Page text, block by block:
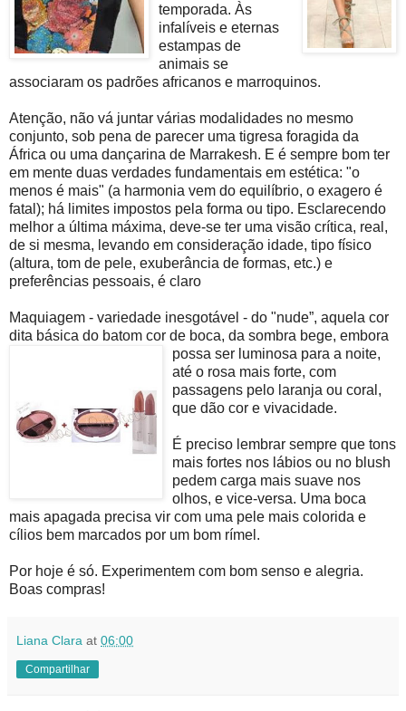
temporada. Às
infalíveis e eternas
estampas de
animais se
associaram os padrões africanos e marroquinos.
Atenção, não vá juntar várias modalidades no mesmo
conjunto, sob pena de parecer uma tigresa foragida da
África ou uma dançarina de Marrakesh. E é sempre bom ter
em mente duas verdades fundamentais em estética: "o
menos é mais" (a harmonia vem do equilíbrio, o exagero é
fatal); há limites impostos pela forma ou tipo. Esclarecendo
melhor a última máxima, deve-se ter uma visão crítica, real,
de si mesma, levando em consideração idade, tipo físico
(altura, tom de pele, exuberância de formas, etc.) e
preferências pessoais, é claro
Maquiagem - variedade inesgotável - do "nude”, aquela cor
dita básica do batom cor de boca, da sombra bege, embora
possa ser luminosa para a noite,
até o rosa mais forte, com
passagens pelo laranja ou coral,
que dão cor e vivacidade.
É preciso lembrar sempre que tons
mais fortes nos lábios ou no blush
pedem carga mais suave nos
olhos, e vice-versa. Uma boca
mais apagada precisa vir com uma pele mais colorida e
cílios bem marcados por um bom rímel.
Por hoje é só. Experimentem com bom senso e alegria.
Boas compras!
Liana Clara at 06:00
Compartilhar